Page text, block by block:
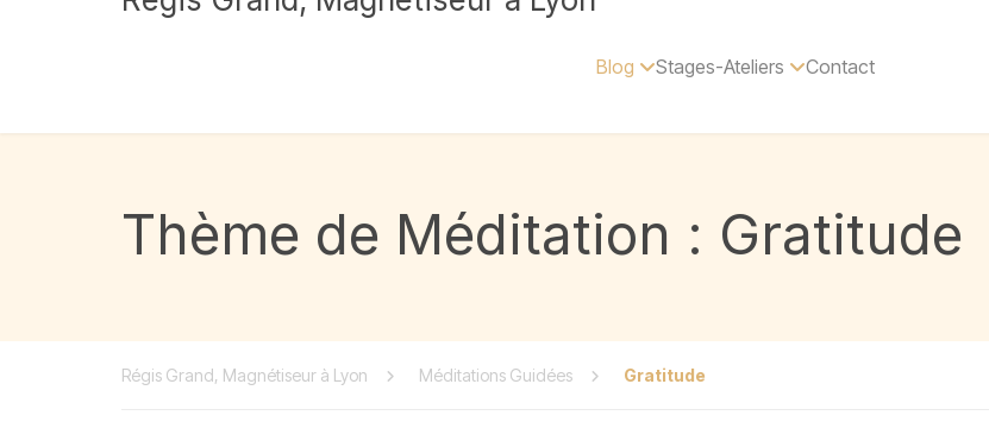
Blog Stages-Ateliers Contact
Thème de Méditation : Gratitude
Régis Grand, Magnétiseur à Lyon Méditations Guidées Gratitude